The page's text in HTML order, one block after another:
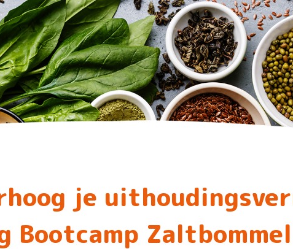
je
Bootcamp